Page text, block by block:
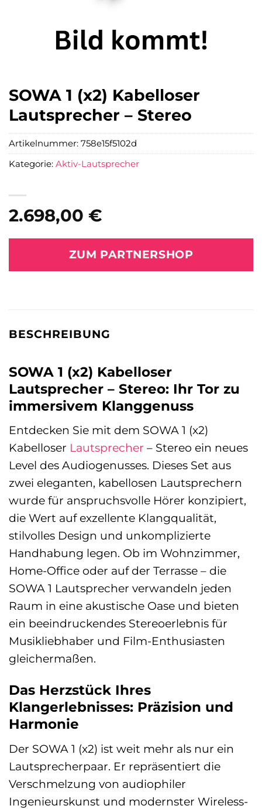
SOWA 1 (x2) Kabelloser
Lautsprecher – Stereo
2.698,00 €
ZUM PARTNERSHOP
Artikelnummer: 758e15f5102d
Kategorie: Aktiv-Lautsprecher
BESCHREIBUNG
SOWA 1 (x2) Kabelloser
Lautsprecher – Stereo: Ihr Tor zu
immersivem Klanggenuss
Entdecken Sie mit dem SOWA 1 (x2)
Kabelloser Lautsprecher – Stereo ein neues
Level des Audiogenusses. Dieses Set aus
zwei eleganten, kabellosen Lautsprechern
wurde für anspruchsvolle Hörer konzipiert,
die Wert auf exzellente Klangqualität,
stilvolles Design und unkomplizierte
Handhabung legen. Ob im Wohnzimmer,
Home-Office oder auf der Terrasse – die
SOWA 1 Lautsprecher verwandeln jeden
Raum in eine akustische Oase und bieten
ein beeindruckendes Stereoerlebnis für
Musikliebhaber und Film-Enthusiasten
gleichermaßen.
Das Herzstück Ihres
Klangerlebnisses: Präzision und
Harmonie
Der SOWA 1 (x2) ist weit mehr als nur ein
Lautsprecherpaar. Er repräsentiert die
Verschmelzung von audiophiler
Ingenieurskunst und modernster Wireless-